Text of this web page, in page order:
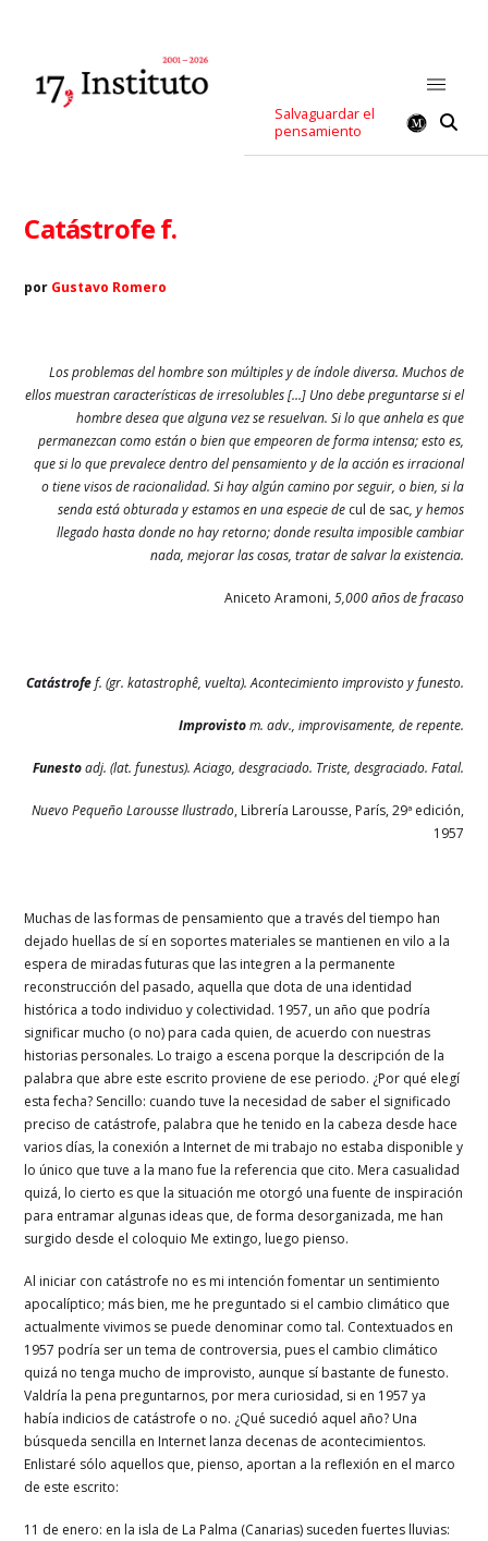
Salvaguardar el
pensamiento
Catástrofe f.
por Gustavo Romero
Los problemas del hombre son múltiples y de índole diversa. Muchos de
ellosmuestran características de irresolubles […] Uno debe preguntarse si el
hombredesea que alguna vez se resuelvan. Si lo que anhela es que
permanezcan como estáno bien que empeoren de forma intensa; esto es,
que si lo que prevalece dentro delpensamiento y de la acción es irracional
o tiene visos de racionalidad. Si hay algún camino por seguir, o bien, si la
senda está obturada y estamosen una especie de cul de sac, y hemos
llegado hasta donde no hay retorno;donde resulta imposible cambiar
nada, mejorar las cosas, tratar de salvar la existencia.
Aniceto Aramoni,5,000 años de fracaso
Catástrofef. (gr. katastrophê, vuelta). Acontecimiento improvisto y funesto.
Improvistom. adv., improvisamente, de repente.
Funestoadj. (lat. funestus). Aciago, desgraciado. Triste, desgraciado. Fatal.
Nuevo Pequeño Larousse Ilustrado, Librería Larousse, París, 29ª edición,
1957
Muchas de las formas de pensamiento que a través del tiempo han
dejado huellas de sí en soportes materiales se mantienen en vilo a la
espera de miradas futuras que las integren a la permanente
reconstrucción del pasado, aquella que dota de una identidad
histórica a todo individuo y colectividad. 1957, un año que podría
significar mucho (o no) para cada quien, de acuerdo con nuestras
historias personales. Lo traigo a escena porque la descripción de la
palabra que abre este escrito proviene de ese periodo. ¿Por qué elegí
esta fecha? Sencillo: cuando tuve la necesidad de saber el significado
preciso de catástrofe, palabra que he tenido en la cabeza desde hace
varios días, la conexión a Internet de mi trabajo no estaba disponible y
lo único que tuve a la mano fue la referencia que cito. Mera casualidad
quizá, lo cierto es que la situación me otorgó una fuente de inspiración
para entramar algunas ideas que, de forma desorganizada, me han
surgido desde el coloquio Me extingo, luego pienso.
Al iniciar con catástrofe no es mi intención fomentar un sentimiento
apocalíptico; más bien, me he preguntado si el cambio climático que
actualmente vivimos se puede denominar como tal. Contextuados en
1957 podría ser un tema de controversia, pues el cambio climático
quizá no tenga mucho de improvisto, aunque sí bastante de funesto.
Valdría la pena preguntarnos, por mera curiosidad, si en 1957 ya
había indicios de catástrofe o no. ¿Qué sucedió aquel año? Una
búsqueda sencilla en Internet lanza decenas de acontecimientos.
Enlistaré sólo aquellos que, pienso, aportan a la reflexión en el marco
de este escrito:
11 de enero: en la isla de La Palma (Canarias) suceden fuertes lluvias: